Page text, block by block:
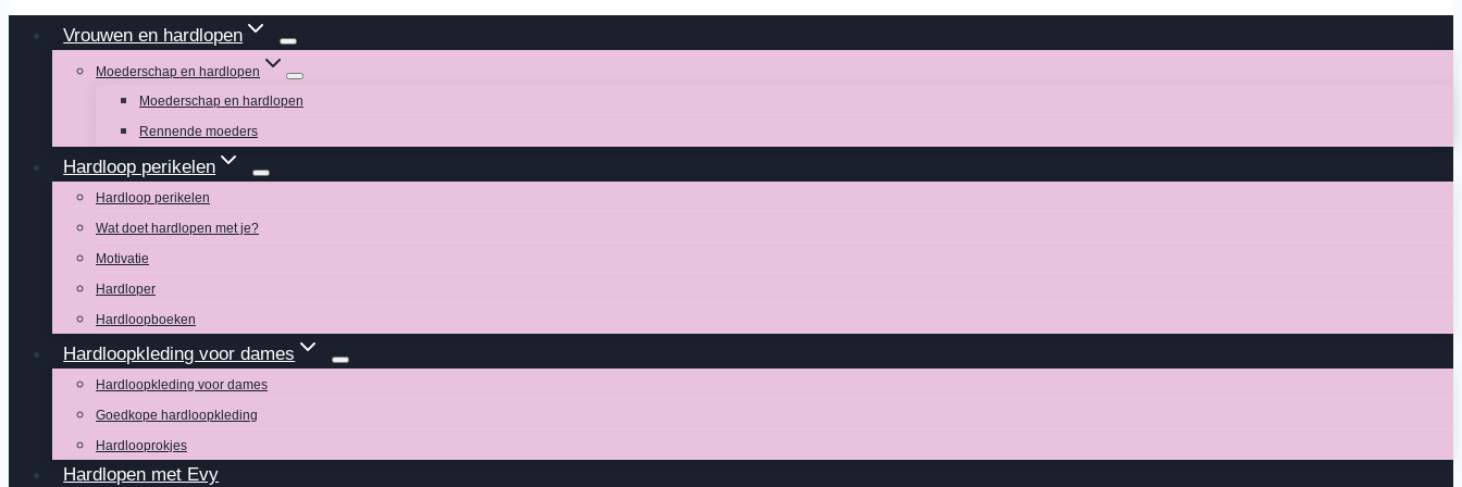
Vrouwen en hardlopen
Moederschap en hardlopen
Moederschap en hardlopen
Rennende moeders
Hardloop perikelen
Hardloop perikelen
Wat doet hardlopen met je?
Motivatie
Hardloper
Hardloopboeken
Hardloopkleding voor dames
Hardloopkleding voor dames
Goedkope hardloopkleding
Hardlooprokjes
Hardlopen met Evy